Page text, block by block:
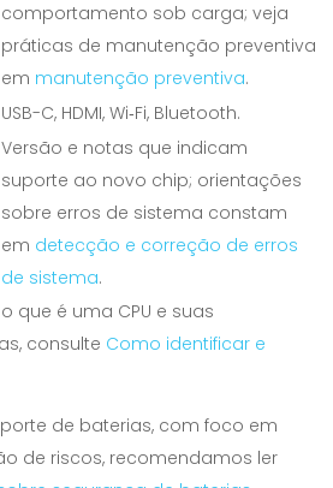
comportamento sob carga; veja
práticas de manutenção preventiva
em manutenção preventiva.
USB-C, HDMI, Wi‑Fi, Bluetooth.
Versão e notas que indicam
suporte ao novo chip; orientações
sobre erros de sistema constam
em detecção e correção de erros
de sistema.
que é uma CPU e suas
consulte Como identificar e
de baterias, com foco em
de riscos, recomendamos ler